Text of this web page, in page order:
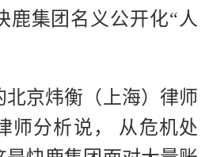
鹿集团名义公开化“人
北京炜衡（上海）律师
师分析说， 从危机处